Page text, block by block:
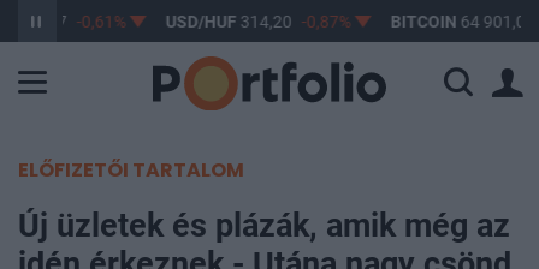
363,17 -0,61% USD/HUF 314,20 -0,87% BITCOIN 64 901,01
ELŐFIZETŐI TARTALOM
Új üzletek és plázák, amik még az